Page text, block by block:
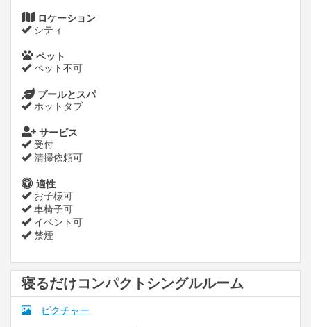
ロケーション
シティ
ペット
ペット不可
プールとスパ
ホットタブ
サービス
受付
清掃依頼可
適性
お子様可
車椅子可
イベント可
禁煙
寝るだけコンパクトシングルルーム
ピクチャー